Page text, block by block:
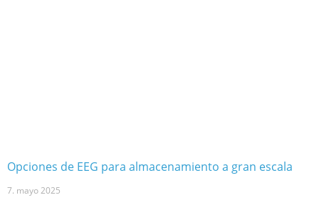
Opciones de EEG para almacenamiento a gran escala
7. mayo 2025